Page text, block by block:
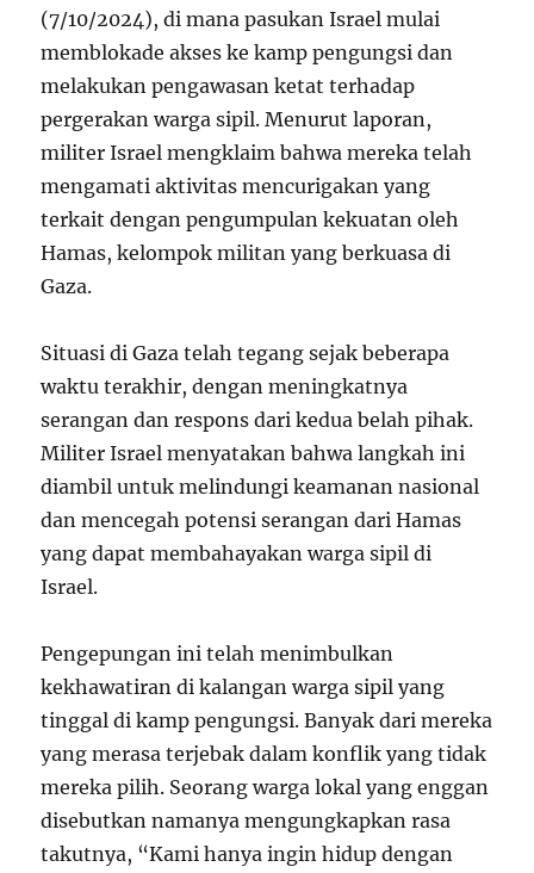
(7/10/2024), di mana pasukan Israel mulai
memblokade akses ke kamp pengungsi dan
melakukan pengawasan ketat terhadap
pergerakan warga sipil. Menurut laporan,
militer Israel mengklaim bahwa mereka telah
mengamati aktivitas mencurigakan yang
terkait dengan pengumpulan kekuatan oleh
Hamas, kelompok militan yang berkuasa di
Gaza.
Situasi di Gaza telah tegang sejak beberapa
waktu terakhir, dengan meningkatnya
serangan dan respons dari kedua belah pihak.
Militer Israel menyatakan bahwa langkah ini
diambil untuk melindungi keamanan nasional
dan mencegah potensi serangan dari Hamas
yang dapat membahayakan warga sipil di
Israel.
Pengepungan ini telah menimbulkan
kekhawatiran di kalangan warga sipil yang
tinggal di kamp pengungsi. Banyak dari mereka
yang merasa terjebak dalam konflik yang tidak
mereka pilih. Seorang warga lokal yang enggan
disebutkan namanya mengungkapkan rasa
takutnya, “Kami hanya ingin hidup dengan